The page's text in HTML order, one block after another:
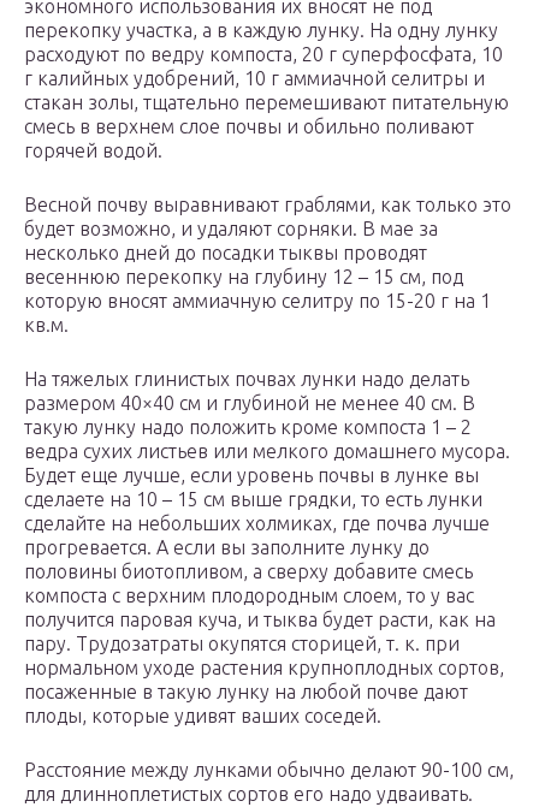
экономного использования их вносят не под
перекопку участка, а в каждую лунку. На одну лунку
расходуют по ведру компоста, 20 г суперфосфата, 10
г калийных удобрений, 10 г аммиачной селитры и
стакан золы, тщательно перемешивают питательную
смесь в верхнем слое почвы и обильно поливают
горячей водой.
Весной почву выравнивают граблями, как только это
будет возможно, и удаляют сорняки. В мае за
несколько дней до посадки тыквы проводят
весеннюю перекопку на глубину 12 – 15 см, под
которую вносят аммиачную селитру по 15-20 г на 1
кв.м.
На тяжелых глинистых почвах лунки надо делать
размером 40×40 см и глубиной не менее 40 см. В
такую лунку надо положить кроме компоста 1 – 2
ведра сухих листьев или мелкого домашнего мусора.
Будет еще лучше, если уровень почвы в лунке вы
сделаете на 10 – 15 см выше грядки, то есть лунки
сделайте на небольших холмиках, где почва лучше
прогревается. А если вы заполните лунку до
половины биотопливом, а сверху добавите смесь
компоста с верхним плодородным слоем, то у вас
получится паровая куча, и тыква будет расти, как на
пару. Трудозатраты окупятся сторицей, т. к. при
нормальном уходе растения крупноплодных сортов,
посаженные в такую лунку на любой почве дают
плоды, которые удивят ваших соседей.
Расстояние между лунками обычно делают 90-100 см,
для длинноплетистых сортов его надо удваивать.